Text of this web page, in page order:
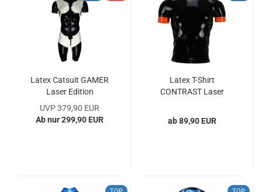
Latex Catsuit GAMER
Laser Edition
UVP 379,90 EUR
Ab nur 299,90 EUR
Latex T-Shirt
CONTRAST Laser
ab 89,90 EUR